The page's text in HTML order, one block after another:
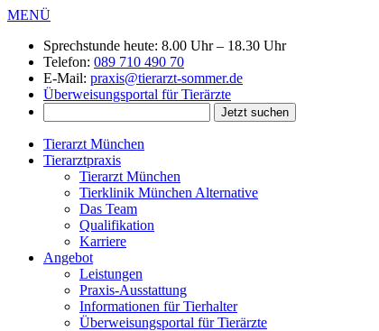
MENÜ
Sprechstunde heute: 8.00 Uhr – 18.30 Uhr
Telefon: 089 710 490 70
E-Mail: praxis@tierarzt-sommer.de
Überweisungsportal für Tierärzte
Tierarzt München
Tierarztpraxis
Tierarzt München
Tierklinik München Alternative
Das Team
Qualifikation
Karriere
Angebot
Leistungen
Praxis-Ausstattung
Informationen für Tierhalter
Überweisungsportal für Tierärzte